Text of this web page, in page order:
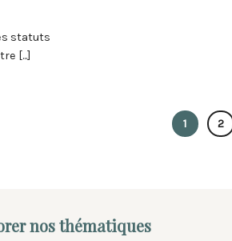
statuts
[...]
1 2
nos thématiques